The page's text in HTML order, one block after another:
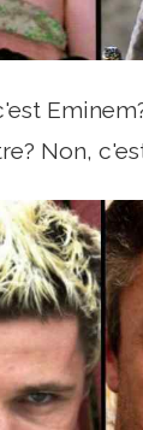
Non,